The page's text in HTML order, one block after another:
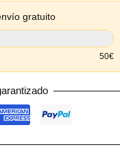
gratuito
50€